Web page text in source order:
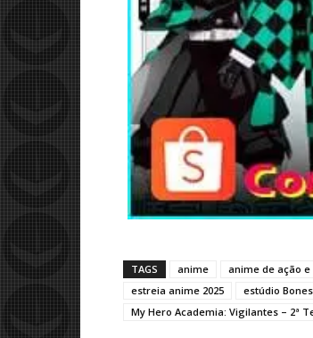
TAGS anime anime de ação
estreia anime 2025
estúdio
My Hero Academia: Vigilantes – 2ª